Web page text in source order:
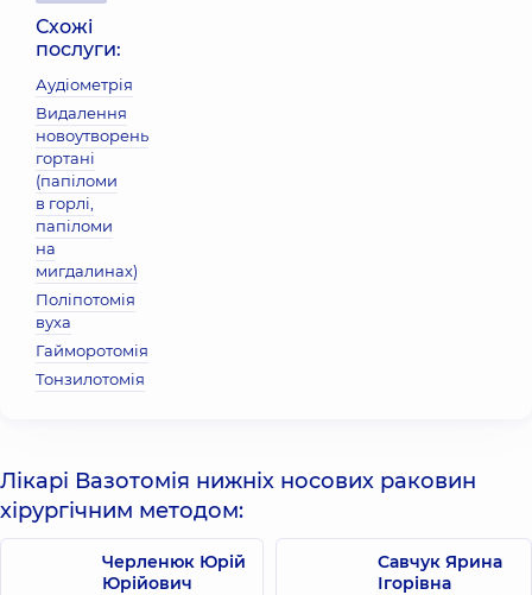
Схожі
послуги:
Аудіометрія
Видалення
новоутворень
гортані
(папіломи
в горлі,
папіломи
на
мигдалинах)
Поліпотомія
вуха
Гайморотомія
Тонзилотомія
Лікарі Вазотомія нижніх носових раковин
хірургічним методом:
Черленюк Юрій
Юрійович
Савчук Ярина
Ігорівна